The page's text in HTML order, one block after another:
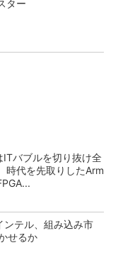
ター
ITバブルを切り抜け全
時代を先取りしたArm
ンテル、組み込み市
せるか